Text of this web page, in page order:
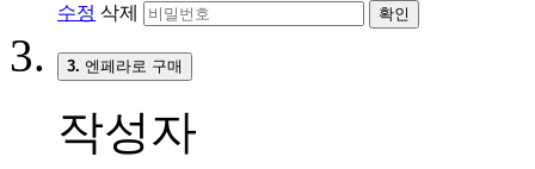
수정 삭제 확인
3. 엔페라로 구매
작성자